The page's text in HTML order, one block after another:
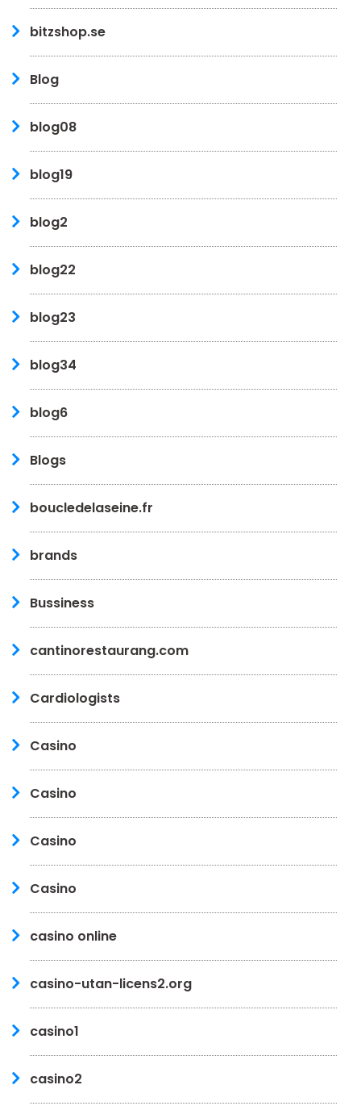
bitzshop.se
Blog
blog08
blog19
blog2
blog22
blog23
blog34
blog6
Blogs
boucledelaseine.fr
brands
Bussiness
cantinorestaurang.com
Cardiologists
Casino
Casino
Casino
Casino
casino online
casino-utan-licens2.org
casino1
casino2